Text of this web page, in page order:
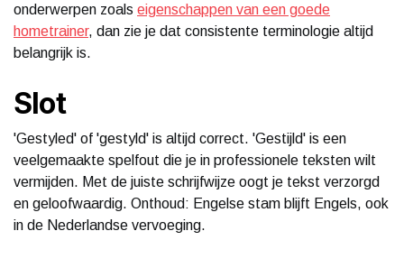
onderwerpen zoals eigenschappen van een goede
hometrainer, dan zie je dat consistente terminologie altijd
belangrijk is.
Slot
'Gestyled' of 'gestyld' is altijd correct. 'Gestijld' is een
veelgemaakte spelfout die je in professionele teksten wilt
vermijden. Met de juiste schrijfwijze oogt je tekst verzorgd
en geloofwaardig. Onthoud: Engelse stam blijft Engels, ook
in de Nederlandse vervoeging.